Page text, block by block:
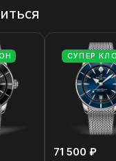
СУПЕР
71 500 ₽